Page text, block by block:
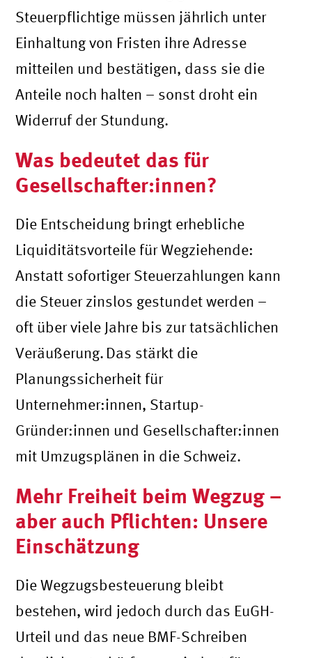
Steuerpflichtige müssen jährlich unter
Einhaltung von Fristen ihre Adresse
mitteilen und bestätigen, dass sie die
Anteile noch halten – sonst droht ein
Widerruf der Stundung.
Was bedeutet das für
Gesellschafter:innen?
Die Entscheidung bringt erhebliche
Liquiditätsvorteile für Wegziehende:
Anstatt sofortiger Steuerzahlungen kann
die Steuer zinslos gestundet werden –
oft über viele Jahre bis zur tatsächlichen
Veräußerung. Das stärkt die
Planungssicherheit für
Unternehmer:innen, Startup-
Gründer:innen und Gesellschafter:innen
mit Umzugsplänen in die Schweiz.
Mehr Freiheit beim Wegzug –
aber auch Pflichten: Unsere
Einschätzung
Die Wegzugsbesteuerung bleibt
bestehen, wird jedoch durch das EuGH-
Urteil und das neue BMF-Schreiben